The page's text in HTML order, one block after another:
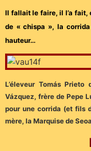
Il fallait le faire, il l’a fait,
de « chispa », la
hauteur…
L’éleveur Tomás
Vázquez, frère de Pepe
pour une corrida (et fils
mère, la Marquise de